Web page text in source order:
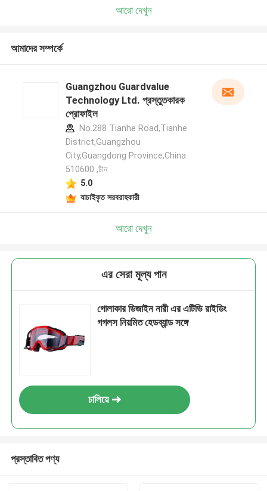
আরো দেখুন
আমাদের সম্পর্কে
Guangzhou Guardvalue
Technology Ltd. প্রস্তুতকারক
প্রোফাইল
No.288 Tianhe Road,Tianhe
District,Guangzhou
City,Guangdong Province,China
510600 ,চীন
5.0
যাচাইকৃত সরবরাহকারী
আরো দেখুন
এর সেরা মূল্য পান
গোলাকার ডিজাইন নারী এর এটিভি রাইডিং
গগলস নিয়মিত হেডব্যান্ড সঙ্গে
চালিয়ে
প্রস্তাবিত পণ্য